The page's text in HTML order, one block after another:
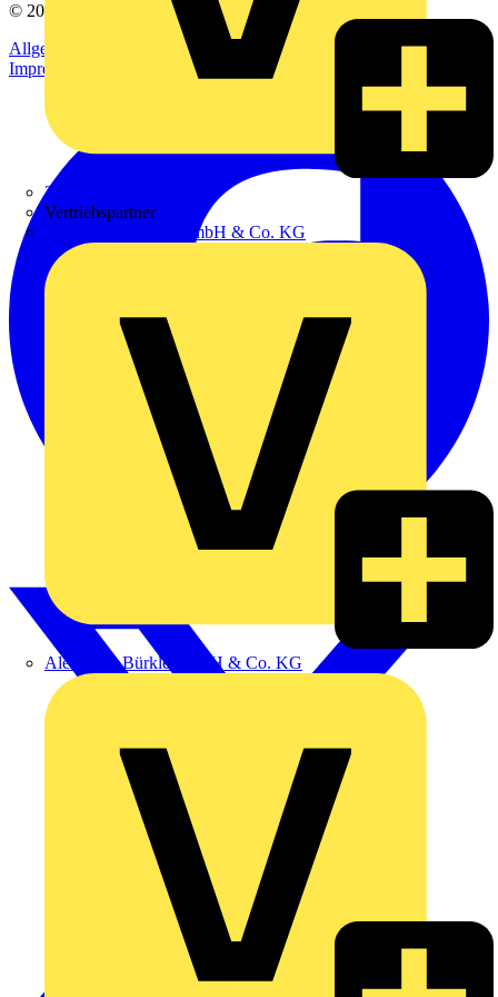
Zumtobel
Vertriebspartner
Adalbert Zajadacz GmbH & Co. KG
Alexander Bürkle GmbH & Co. KG
© 2002-
Voltimum
Allgemeine Geschäftsbedingungen
Datenschutzerklärung
Impressum